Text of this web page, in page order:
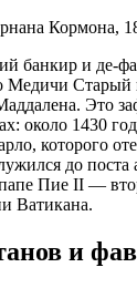
Кормона,
банкир и де-
Старый
Это
около 1430
которого
до поста
Пие II —
Ватикана.
и